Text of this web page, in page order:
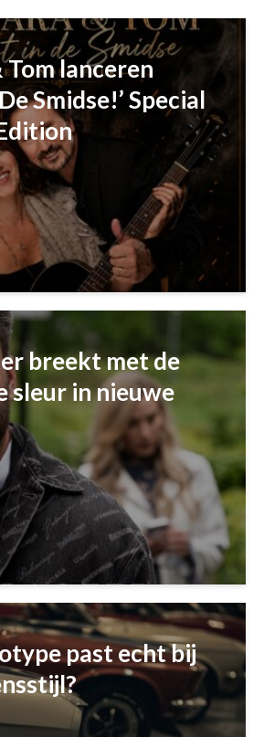
Tom lanceren
Smidse!’ Special
breekt met de
sleur in nieuwe
past echt bij